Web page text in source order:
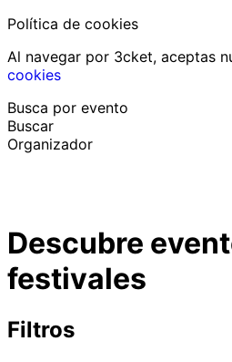
Política de cookies
Al navegar por 3cket, aceptas
cookies
Busca por evento
Buscar
Organizador
Ayuda al participanteHe
LoginPromover
Descubre
festivales
Filtros